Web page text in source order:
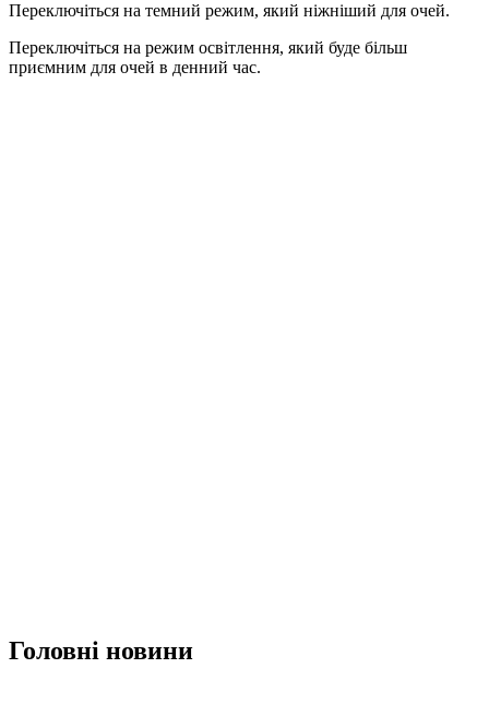
Переключіться на темний режим, який ніжніший для очей.
Переключіться на режим освітлення, який буде більш
приємним для очей в денний час.
Головні новини